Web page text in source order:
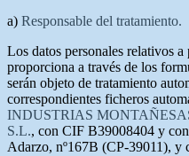
a) Responsable del tratamiento.
Los datos personales relativos
proporciona a través de los
serán objeto de tratamiento
correspondientes ficheros
INDUSTRIAS
S.L., con CIF B39008404 y
Adarzo, nº167B (CP-39011), y